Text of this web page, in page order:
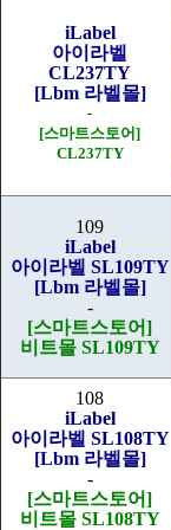
iLabel
아이라벨
CL237TY
[Lbm 라벨몰]
-
[스마트스토어]
CL237TY
109
iLabel
아이라벨 SL109TY
[Lbm 라벨몰]
-
[스마트스토어]
비트몰 SL109TY
108
iLabel
아이라벨 SL108TY
[Lbm 라벨몰]
-
[스마트스토어]
비트몰 SL108TY